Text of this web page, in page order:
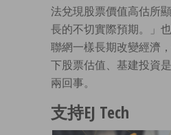
法兌現股票價值高估所
長的不切實際預期。」
聯網一樣長期改變經濟
下股票估值、基建投資
兩回事。
支持EJ Tech